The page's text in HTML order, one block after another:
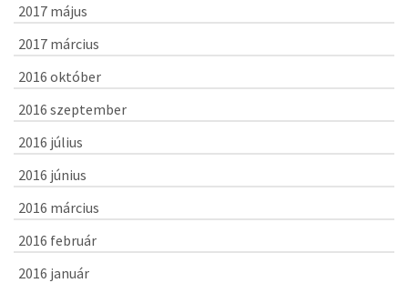
2017 május
2017 március
2016 október
2016 szeptember
2016 július
2016 június
2016 március
2016 február
2016 január